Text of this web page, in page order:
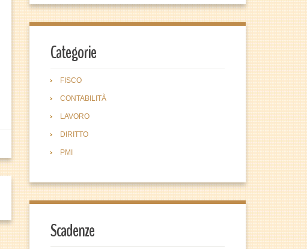
Categorie
FISCO
CONTABILITÀ
LAVORO
DIRITTO
PMI
Scadenze